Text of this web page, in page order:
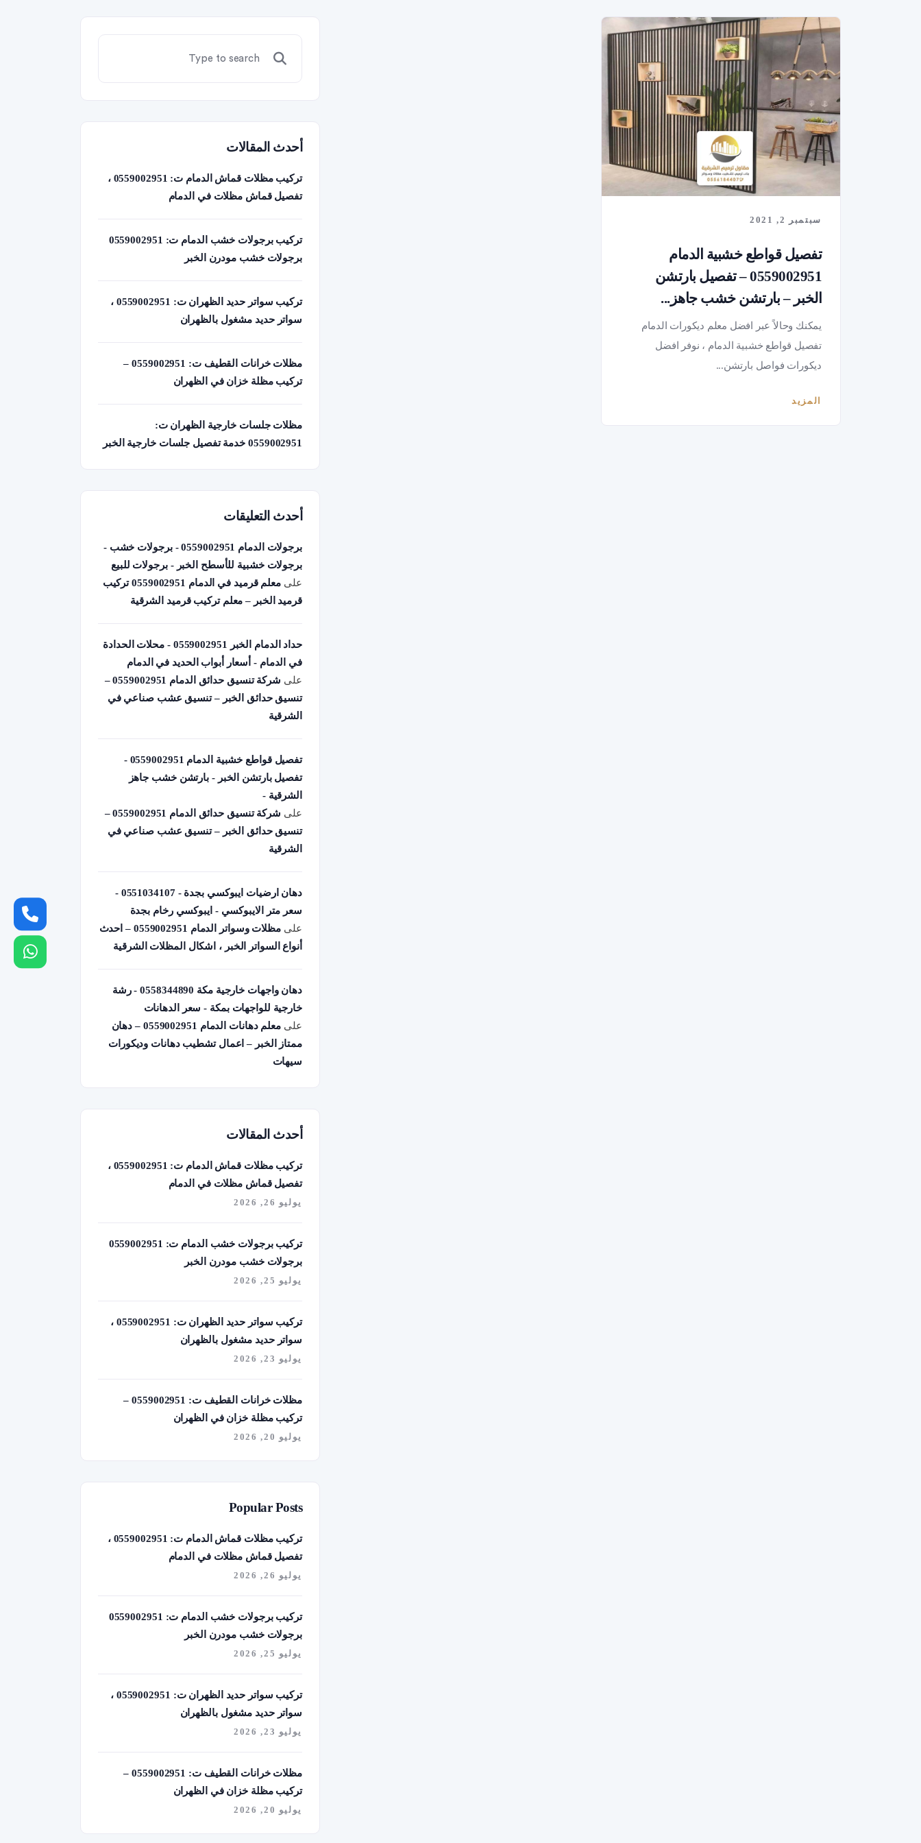
سبتمبر 2, 2021
تفصيل قواطع خشبية الدمام
0559002951 – تفصيل بارتشن
الخبر – بارتشن خشب جاهز...
يمكنك وحالاً عبر افضل معلم ديكورات الدمام
تفصيل قواطع خشبية الدمام ، نوفر افضل
ديكورات فواصل بارتشن...
المزيد
أحدث المقالات
تركيب مظلات قماش الدمام ت: 0559002951 ،
تفصيل قماش مظلات في الدمام
تركيب برجولات خشب الدمام ت: 0559002951
برجولات خشب مودرن الخبر
تركيب سواتر حديد الظهران ت: 0559002951 ،
سواتر حديد مشغول بالظهران
مظلات خرانات القطيف ت: 0559002951 –
تركيب مظلة خزان في الظهران
مظلات جلسات خارجية الظهران ت:
0559002951 خدمة تفصيل جلسات خارجية الخبر
أحدث التعليقات
برجولات الدمام 0559002951 - برجولات خشب -
برجولات خشبية للأسطح الخبر - برجولات للبيع
على
معلم قرميد في الدمام 0559002951 تركيب
قرميد الخبر – معلم تركيب قرميد الشرقية
حداد الدمام الخبر 0559002951 - محلات الحدادة
في الدمام - أسعار أبواب الحديد في الدمام
على
شركة تنسيق حدائق الدمام 0559002951 –
تنسيق حدائق الخبر – تنسيق عشب صناعي في
الشرقية
تفصيل قواطع خشبية الدمام 0559002951 -
تفصيل بارتشن الخبر - بارتشن خشب جاهز
الشرقية -
على
شركة تنسيق حدائق الدمام 0559002951 –
تنسيق حدائق الخبر – تنسيق عشب صناعي في
الشرقية
دهان ارضيات ايبوكسي بجدة - 0551034107 -
سعر متر الايبوكسي - ايبوكسي رخام بجدة
على
مظلات وسواتر الدمام 0559002951 – احدث
أنواع السواتر الخبر ، اشكال المظلات الشرقية
دهان واجهات خارجية مكة 0558344890 - رشة
خارجية للواجهات بمكة - سعر الدهانات
على
معلم دهانات الدمام 0559002951 – دهان
ممتاز الخبر – اعمال تشطيب دهانات وديكورات
سيهات
أحدث المقالات
تركيب مظلات قماش الدمام ت: 0559002951 ،
تفصيل قماش مظلات في الدمام
يوليو 26, 2026
تركيب برجولات خشب الدمام ت: 0559002951
برجولات خشب مودرن الخبر
يوليو 25, 2026
تركيب سواتر حديد الظهران ت: 0559002951 ،
سواتر حديد مشغول بالظهران
يوليو 23, 2026
مظلات خرانات القطيف ت: 0559002951 –
تركيب مظلة خزان في الظهران
يوليو 20, 2026
Popular Posts
تركيب مظلات قماش الدمام ت: 0559002951 ،
تفصيل قماش مظلات في الدمام
يوليو 26, 2026
تركيب برجولات خشب الدمام ت: 0559002951
برجولات خشب مودرن الخبر
يوليو 25, 2026
تركيب سواتر حديد الظهران ت: 0559002951 ،
سواتر حديد مشغول بالظهران
يوليو 23, 2026
مظلات خرانات القطيف ت: 0559002951 –
تركيب مظلة خزان في الظهران
يوليو 20, 2026